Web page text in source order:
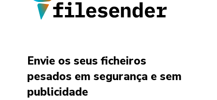
Envie os seus ficheiros
pesados em segurança e sem
publicidade